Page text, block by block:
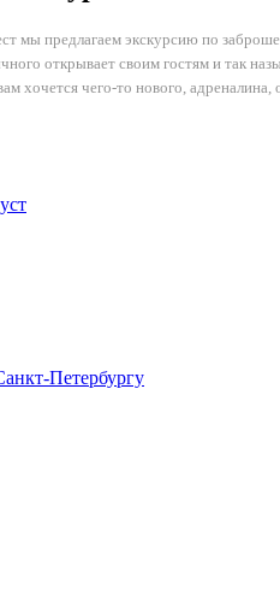
предлагаем экскурсию по
открывает своим гостям и так
хочется чего-то нового,
Петербургу